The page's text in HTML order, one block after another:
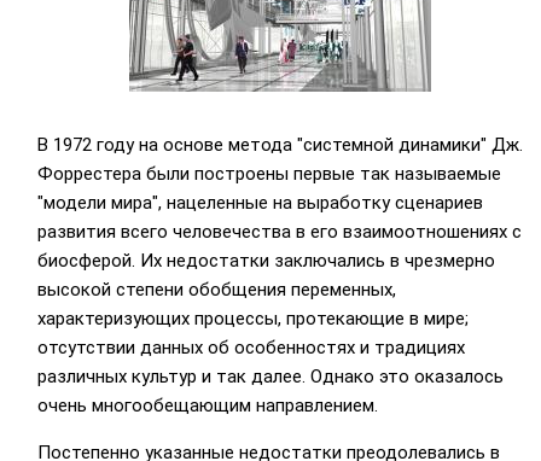
В 1972 году на основе метода "системной динамики" Дж.
Форрестера были построены первые так называемые
"модели мира", нацеленные на выработку сценариев
развития всего человечества в его взаимоотношениях с
биосферой. Их недостатки заключались в чрезмерно
высокой степени обобщения переменных,
характеризующих процессы, протекающие в мире;
отсутствии данных об особенностях и традициях
различных культур и так далее. Однако это оказалось
очень многообещающим направлением.
Постепенно указанные недостатки преодолевались в